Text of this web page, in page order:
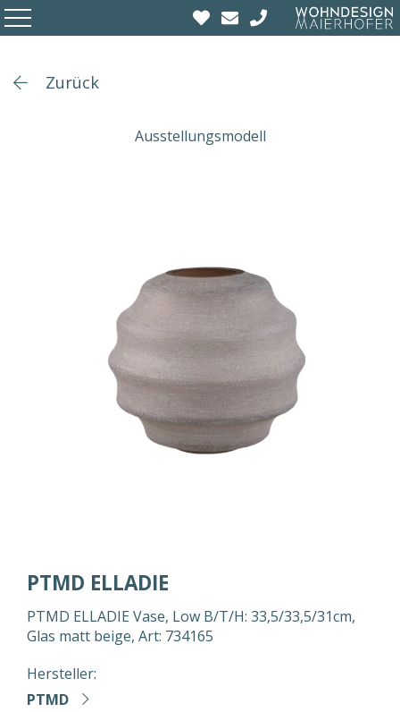
Zurück
Ausstellungsmodell
PTMD ELLADIE
PTMD ELLADIE Vase, Low B/T/H: 33,5/33,5/31cm,
Glas matt beige, Art: 734165
Hersteller:
PTMD